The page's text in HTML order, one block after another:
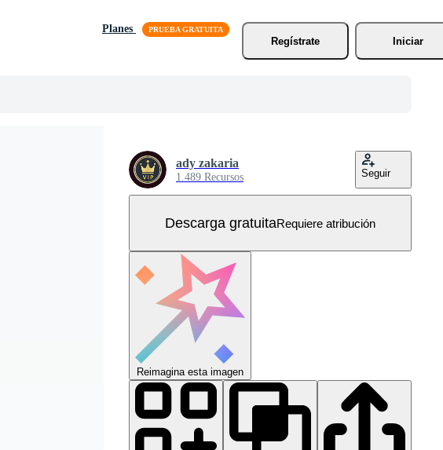
Planes
Regístrate
Iniciar
ady zakaria
1.489 Recursos Seguir
Descarga gratuitaRequiere atribución
Reimagina esta imagen